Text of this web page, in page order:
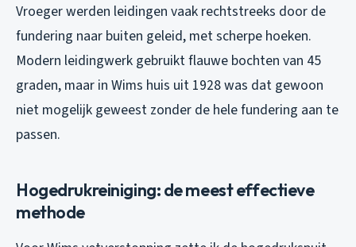
Vroeger werden leidingen vaak rechtstreeks door de
fundering naar buiten geleid, met scherpe hoeken.
Modern leidingwerk gebruikt flauwe bochten van 45
graden, maar in Wims huis uit 1928 was dat gewoon
niet mogelijk geweest zonder de hele fundering aan te
passen.
Hogedrukreiniging: de meest effectieve
methode